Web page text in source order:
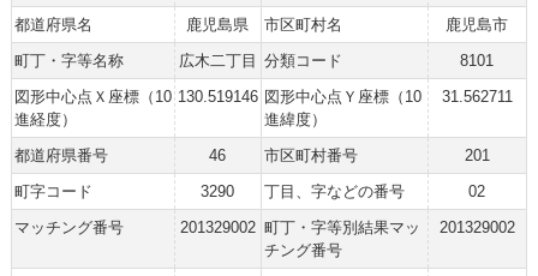
都道府県名 鹿児島県 市区町村名
鹿児島市
町丁・字等名称
広木二丁目 分類コード
8101
図形中心点Ｘ座標（10
進経度）
130.519146 図形中心点Ｙ座標（10
進緯度）
31.562711
都道府県番号 46 市区町村番号
201
町字コード
3290 丁目、字などの番号
02
マッチング番号
201329002 町丁・字等別結果マッ
チング番号
201329002